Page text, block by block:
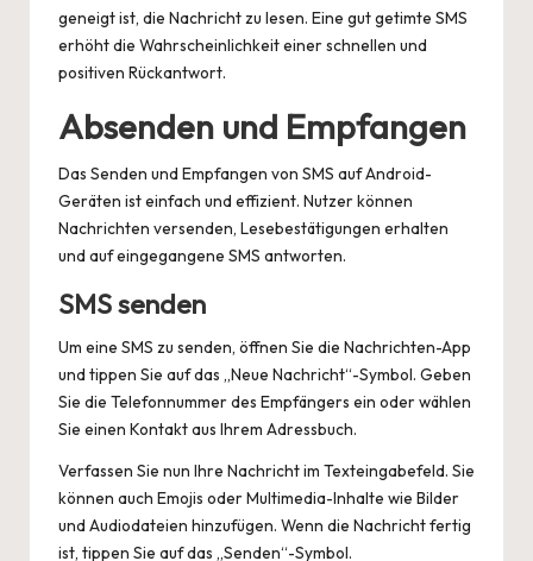
geneigt ist, die Nachricht zu lesen. Eine gut getimte SMS
erhöht die Wahrscheinlichkeit einer schnellen und
positiven Rückantwort.
Absenden und Empfangen
Das Senden und Empfangen von SMS auf Android-
Geräten ist einfach und effizient. Nutzer können
Nachrichten versenden, Lesebestätigungen erhalten
und auf eingegangene SMS antworten.
SMS senden
Um eine SMS zu senden, öffnen Sie die Nachrichten-App
und tippen Sie auf das „Neue Nachricht“-Symbol. Geben
Sie die Telefonnummer des Empfängers ein oder wählen
Sie einen Kontakt aus Ihrem Adressbuch.
Verfassen Sie nun Ihre Nachricht im Texteingabefeld. Sie
können auch Emojis oder Multimedia-Inhalte wie Bilder
und Audiodateien hinzufügen. Wenn die Nachricht fertig
ist, tippen Sie auf das „Senden“-Symbol.